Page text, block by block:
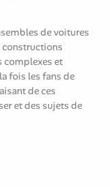
de voitures
constructions
complexes et
fois les fans de
de ces
et des sujets de